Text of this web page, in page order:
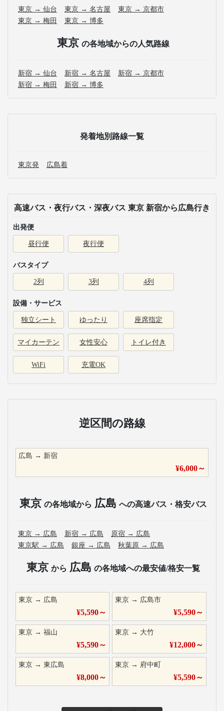
東京 → 仙台 東京 → 名古屋
東京 → 京都市
東京 → 梅田
東京 → 博多
東京 の各地域からの人気路線
新宿 → 仙台 新宿 → 名古屋
新宿 → 京都市
新宿 → 梅田
新宿 → 博多
発着地別路線一覧
東京発 広島着
高速バス・夜行バス・深夜バス 東京 新宿から広島行き
出発便
昼行便 夜行便
バスタイプ
2列 3列 4列
設備・サービス
独立シート ゆったり 座席指定
マイカーテン 女性安心 トイレ付き
WiFi 充電OK
逆区間の路線
広島 → 新宿
¥6,000～
東京 の各地域から 広島 への高速バス・格安バス
東京 → 広島 新宿 → 広島 原宿 → 広島
東京駅 → 広島 銀座 → 広島 秋葉原 → 広島
東京 から 広島 の各地域への最安値/格安一覧
東京 → 広島
¥5,590～
東京 → 広島市
¥5,590～
東京 → 福山
¥5,590～
東京 → 大竹
¥12,000～
東京 → 東広島
¥8,000～
東京 → 府中町
¥5,590～